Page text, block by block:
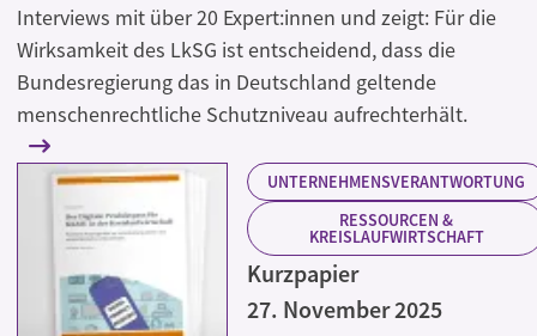
Interviews mit über 20 Expert:innen und zeigt: Für die
Wirksamkeit des LkSG ist entscheidend, dass die
Bundesregierung das in Deutschland geltende
menschenrechtliche Schutzniveau aufrechterhält.
UNTERNEHMENSVERANTWORTUNG
RESSOURCEN &
KREISLAUFWIRTSCHAFT
Kurzpapier
27. November 2025